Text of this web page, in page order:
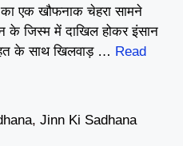
एक खौफनाक चेहरा सामने
जिस्म में दाखिल होकर इंसान
के साथ खिलवाड़ … Read
,Jinn Ki Sadhana